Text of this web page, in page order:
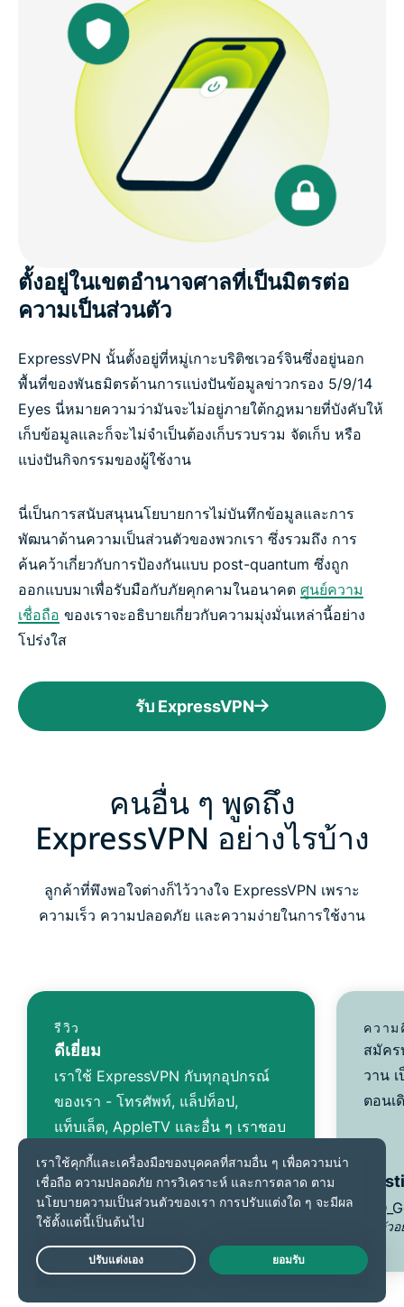
ตั้งอยู่ในเขตอำนาจศาลที่เป็นมิตรต่อ
ความเป็นส่วนตัว
ExpressVPN นั้นตั้งอยู่ที่หมู่เกาะบริติชเวอร์จินซึ่งอยู่นอก
พื้นที่ของพันธมิตรด้านการแบ่งปันข้อมูลข่าวกรอง 5/9/14
Eyes นี่หมายความว่ามันจะไม่อยู่ภายใต้กฎหมายที่บังคับให้
เก็บข้อมูลและก็จะไม่จำเป็นต้องเก็บรวบรวม จัดเก็บ หรือ
แบ่งปันกิจกรรมของผู้ใช้งาน
นี่เป็นการสนับสนุนนโยบายการไม่บันทึกข้อมูลและการ
พัฒนาด้านความเป็นส่วนตัวของพวกเรา ซึ่งรวมถึง การ
ค้นคว้าเกี่ยวกับการป้องกันแบบ post-quantum ซึ่งถูก
ออกแบบมาเพื่อรับมือกับภัยคุกคามในอนาคต ศูนย์ความ
เชื่อถือ ของเราจะอธิบายเกี่ยวกับความมุ่งมั่นเหล่านี้อย่าง
โปร่งใส
รับ ExpressVPN
คนอื่น ๆ พูดถึง
ExpressVPN อย่างไรบ้าง
ลูกค้าที่พึงพอใจต่างก็ไว้วางใจ ExpressVPN เพราะ
ความเร็ว ความปลอดภัย และความง่ายในการใช้งาน
รีวิว
ดีเยี่ยม
เราใช้ ExpressVPN กับทุกอุปกรณ์
ของเรา - โทรศัพท์, แล็ปท็อป,
แท็บเล็ต, AppleTV และอื่น ๆ เราชอบ
มันมากเลย
TopherZ143
* ตัวอย่างรีวิวจากลูกค้าที่พึงพอใจมากที่สุด
ความ
สมัคร
วาน
ตอนเ
* ตัว
Live Chat